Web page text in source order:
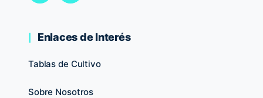
Enlaces de Interés
Tablas de Cultivo
Sobre Nosotros